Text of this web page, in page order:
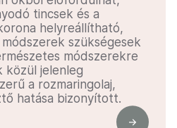
tincsek és a
helyreállítható,
szükségesek
módszerekre
közül jelenleg
a rozmaringolaj,
hatása bizonyított.